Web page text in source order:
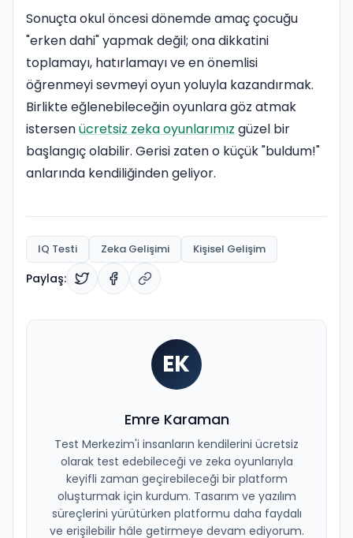
Sonuçta okul öncesi dönemde amaç çocuğu
"erken dahi" yapmak değil; ona dikkatini
toplamayı, hatırlamayı ve en önemlisi
öğrenmeyi sevmeyi oyun yoluyla kazandırmak.
Birlikte eğlenebileceğin oyunlara göz atmak
istersenücretsiz zeka oyunlarımız güzel bir
başlangıç olabilir. Gerisi zaten o küçük "buldum!"
anlarında kendiliğinden geliyor.
IQ Testi Zeka Gelişimi Kişisel Gelişim
Paylaş:
EK
Emre Karaman
Test Merkezim'i insanların kendilerini ücretsiz
olarak test edebileceği ve zeka oyunlarıyla
keyifli zaman geçirebileceği bir platform
oluşturmak için kurdum. Tasarım ve yazılım
süreçlerini yürütürken platformu daha faydalı
ve erişilebilir hâle getirmeye devam ediyorum.